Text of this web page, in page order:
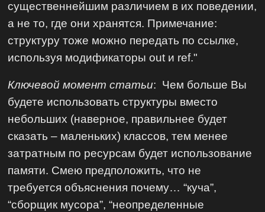
существеннейшим различием в их поведении,
а не то, где они хранятся. Примечание:
структуру тоже можно передать по ссылке,
используя модификаторы out и ref."
Ключевой момент статьи: Чем больше Вы
будете использовать структуры вместо
небольших (наверное, правильнее будет
сказать – маленьких) классов, тем менее
затратным по ресурсам будет использование
памяти. Смею предположить, что не
требуется объяснения почему… “куча”,
“сборщик мусора”, “неопределенные